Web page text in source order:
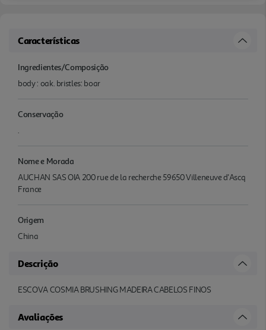
Características
Ingredientes/Composição
body : oak. bristles: boar
Conservação
.
Nome e Morada
AUCHAN SAS OIA 200 rue de la recherche 59650 Villeneuve d'Ascq
France
Origem
China
Descrição
ESCOVA COSMIA BRUSHING MADEIRA CABELOS FINOS
Avaliações